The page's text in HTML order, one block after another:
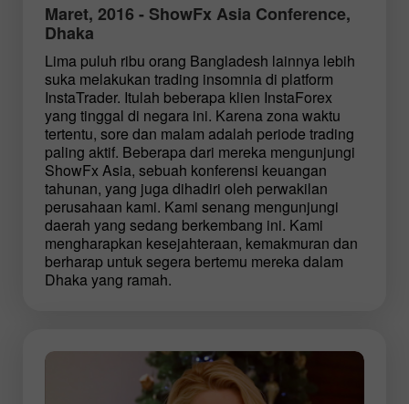
Maret, 2016 - ShowFx Asia Conference,
Dhaka
Lima puluh ribu orang Bangladesh lainnya lebih
suka melakukan trading insomnia di platform
InstaTrader. Itulah beberapa klien InstaForex
yang tinggal di negara ini. Karena zona waktu
tertentu, sore dan malam adalah periode trading
paling aktif. Beberapa dari mereka mengunjungi
ShowFx Asia, sebuah konferensi keuangan
tahunan, yang juga dihadiri oleh perwakilan
perusahaan kami. Kami senang mengunjungi
daerah yang sedang berkembang ini. Kami
mengharapkan kesejahteraan, kemakmuran dan
berharap untuk segera bertemu mereka dalam
Dhaka yang ramah.